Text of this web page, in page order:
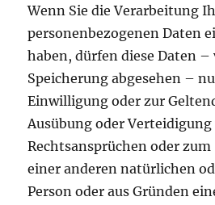
Wenn Sie die Verarbeitung
personenbezogenen Daten
haben, dürfen diese Daten
Speicherung abgesehen –
Einwilligung oder zur
Ausübung oder Verteidigung
Rechtsansprüchen oder zum
einer anderen natürlichen
Person oder aus Gründen